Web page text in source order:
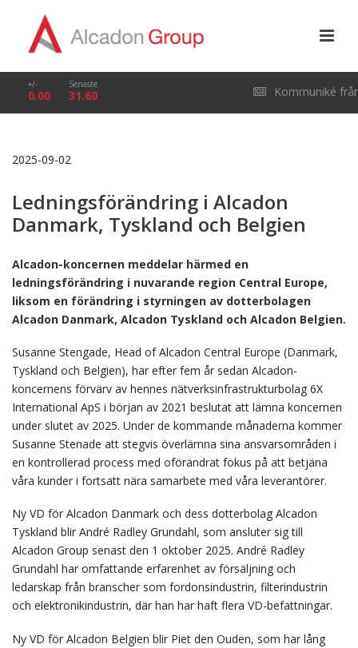
+/-
0.00
Senaste
31.60 Kommuniké
29 april 2026
2025-09-02
Ledningsförändring i Alcadon
Danmark, Tyskland och Belgien
Alcadon-koncernen meddelar härmed en
ledningsförändring i nuvarande region Central Europe,
liksom en förändring i styrningen av dotterbolagen
Alcadon Danmark, Alcadon Tyskland och Alcadon Belgien.
Susanne Stengade, Head of Alcadon Central Europe (Danmark,
Tyskland och Belgien), har efter fem år sedan Alcadon-
koncernens förvärv av hennes nätverksinfrastrukturbolag 6X
International ApS i början av 2021 beslutat att lämna koncernen
under slutet av 2025. Under de kommande månaderna kommer
Susanne Stenade att stegvis överlämna sina ansvarsområden i
en kontrollerad process med oförändrat fokus på att betjäna
våra kunder i fortsatt nära samarbete med våra leverantörer.
Ny VD för Alcadon Danmark och dess dotterbolag Alcadon
Tyskland blir André Radley Grundahl, som ansluter sig till
Alcadon Group senast den 1 oktober 2025. André Radley
Grundahl har omfattande erfarenhet av försäljning och
ledarskap från branscher som fordonsindustrin, filterindustrin
och elektronikindustrin, där han har haft flera VD-befattningar.
Ny VD för Alcadon Belgien blir Piet den Ouden, som har lång